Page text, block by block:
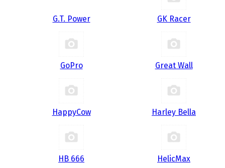
G.T. Power GK Racer
GoPro Great Wall
HappyCow Harley Bella
HB 666 HelicMax